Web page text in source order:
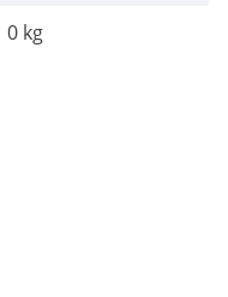
0 kg